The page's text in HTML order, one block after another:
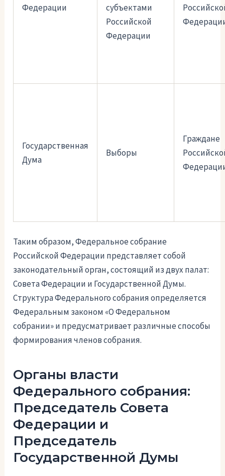
Федерации
субъектами
Российской
Федерации
Государственная
Дума
Выборы
Граждане
Таким образом, Федеральное собрание
Российской Федерации представляет собой
законодательный орган, состоящий из двух палат:
Совета Федерации и Государственной Думы.
Структура Федерального собрания определяется
Федеральным законом «О Федеральном
собрании» и предусматривает различные способы
формирования членов собрания.
Органы власти
Федерального собрания:
Председатель Совета
Федерации и
Председатель
Государственной Думы